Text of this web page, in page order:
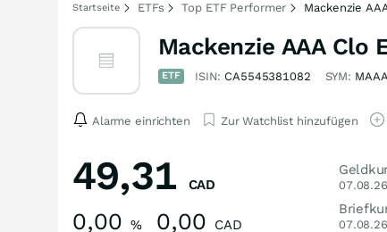
Startseite ETFs Top ETF Performer Mackenzie
Mackenzie AAA Clo
ETF ISIN: CA5545381082 SYM: MAAA
Alarme einrichten Zur Watchlist hinzufügen
49,31 CAD
0,00 % 0,00 CAD
07.08.26
07.08.26